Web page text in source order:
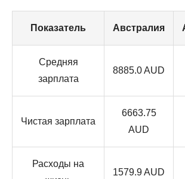
Показатель Австралия
Средняя
зарплата
8885.0 AUD
Чистая зарплата
6663.75
AUD
Расходы на
1579.9 AUD